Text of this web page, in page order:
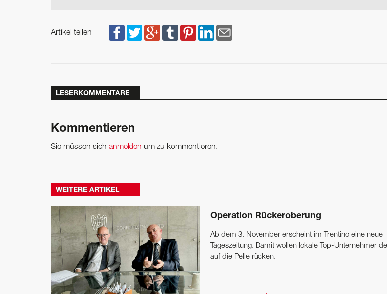
Artikel teilen
LESERKOMMENTARE
Kommentieren
Sie müssen sich anmelden um zu kommentieren.
WEITERE ARTIKEL
Operation Rückeroberung
Ab dem 3. November erscheint im Trentino eine neue
Tageszeitung. Damit wollen lokale Top-Unternehmer
auf die Pelle rücken.